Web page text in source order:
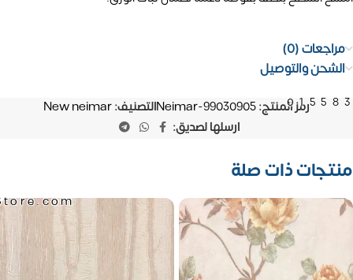
مراجعات (0)
الشحن والتوصيل
رمز المنتج:Neimar-99030905التصنيف:New neimar
ارسلها لصديق:
منتجات ذات صلة